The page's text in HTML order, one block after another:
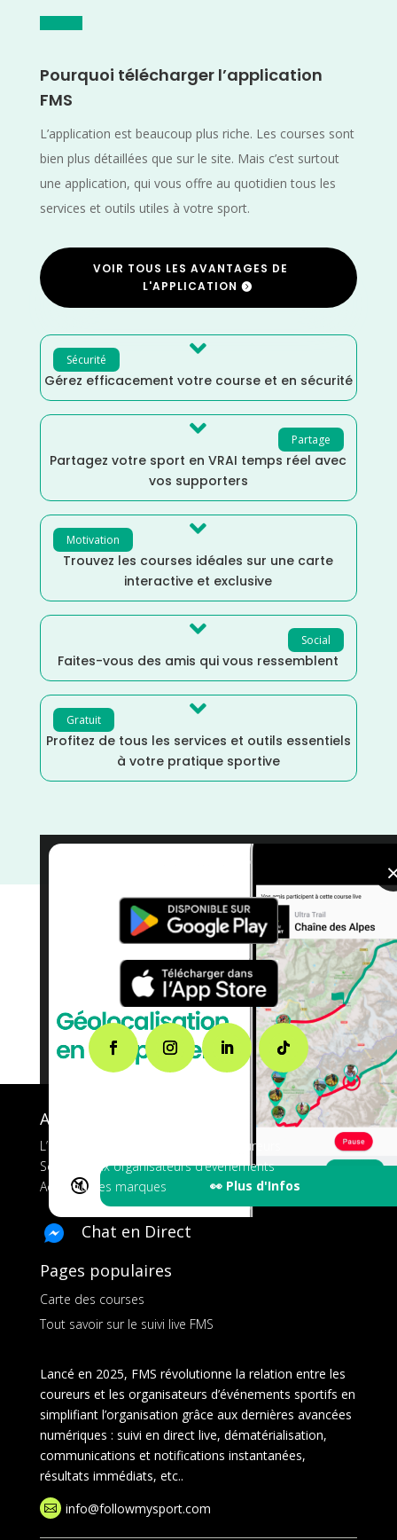
Pourquoi télécharger l’application
FMS
L’application est beaucoup plus riche. Les courses sont
bien plus détaillées que sur le site. Mais c’est surtout
une application, qui vous offre au quotidien tous les
services et outils utiles à votre sport.
VOIR TOUS LES AVANTAGES DE
L'APPLICATION
Sécurité 
Gérez efficacement votre course et en sécurité
Partage

Partagez votre sport en VRAI temps réel avec
vos supporters
Motivation 
Trouvez les courses idéales sur une carte
interactive et exclusive
Social

Faites-vous des amis qui vous ressemblent
Gratuit 
Profitez de tous les services et outils essentiels
à votre pratique sportive
🔇 👀 Plus d'Infos
A propos de FMS
L’application tout-en-un pour les coureurs
Services aux organisateurs d’événements
Ads pour les marques
Chat en Direct
Pages populaires
Carte des courses
Tout savoir sur le suivi live FMS
Lancé en 2025, FMS révolutionne la relation entre les
coureurs et les organisateurs d’événements sportifs en
simplifiant l’organisation grâce aux dernières avancées
numériques : suivi en direct live, dématérialisation,
communications et notifications instantanées,
résultats immédiats, etc..
 info@followmysport.com